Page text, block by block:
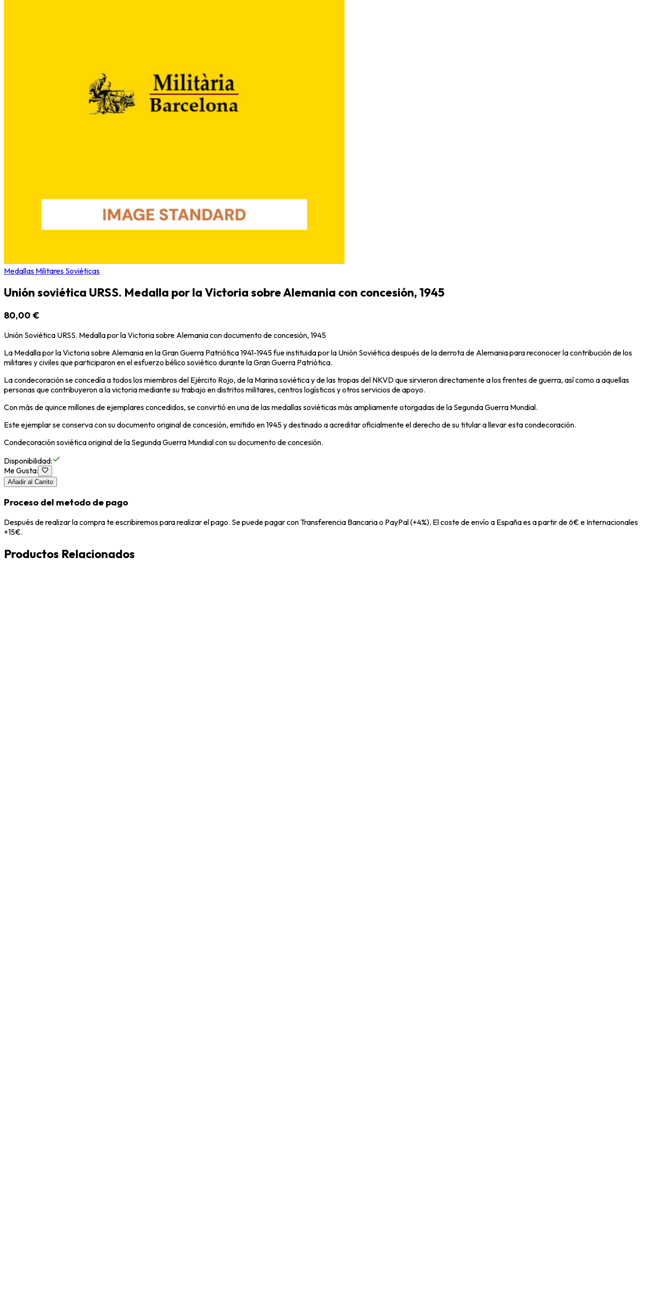
Medallas Militares Soviéticas
Unión soviética URSS. Medalla por la Victoria sobre Alemania con concesión, 1945
80,00 €
Unión Soviética URSS. Medalla por la Victoria sobre Alemania con documento de concesión, 1945
La Medalla por la Victoria sobre Alemania en la Gran Guerra Patriótica 1941-1945 fue instituida por la Unión Soviética después de la derrota de Alemania para reconocer la contribución de los
militares y civiles que participaron en el esfuerzo bélico soviético durante la Gran Guerra Patriótica.
La condecoración se concedía a todos los miembros del Ejército Rojo, de la Marina soviética y de las tropas del NKVD que sirvieron directamente a los frentes de guerra, así como a aquellas
personas que contribuyeron a la victoria mediante su trabajo en distritos militares, centros logísticos y otros servicios de apoyo.
Con más de quince millones de ejemplares concedidos, se convirtió en una de las medallas soviéticas más ampliamente otorgadas de la Segunda Guerra Mundial.
Este ejemplar se conserva con su documento original de concesión, emitido en 1945 y destinado a acreditar oficialmente el derecho de su titular a llevar esta condecoración.
Condecoración soviética original de la Segunda Guerra Mundial con su documento de concesión.
Disponibilidad:
Me Gusta:
Añadir al Carrito
Proceso del metodo de pago
Después de realizar la compra te escribiremos para realizar el pago. Se puede pagar con Transferencia Bancaria o PayPal (+4%). El coste de envío a España es a partir de 6€ e Internacionales
+15€.
Productos Relacionados